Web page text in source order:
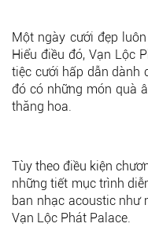
Một ngày cưới đẹp
Hiểu điều đó, Vạn Lộc
tiệc cưới hấp dẫn dành
đó có những món quà
thăng hoa.
Tùy theo điều kiện
những tiết mục trình
ban nhạc acoustic như
Vạn Lộc Phát Palace.